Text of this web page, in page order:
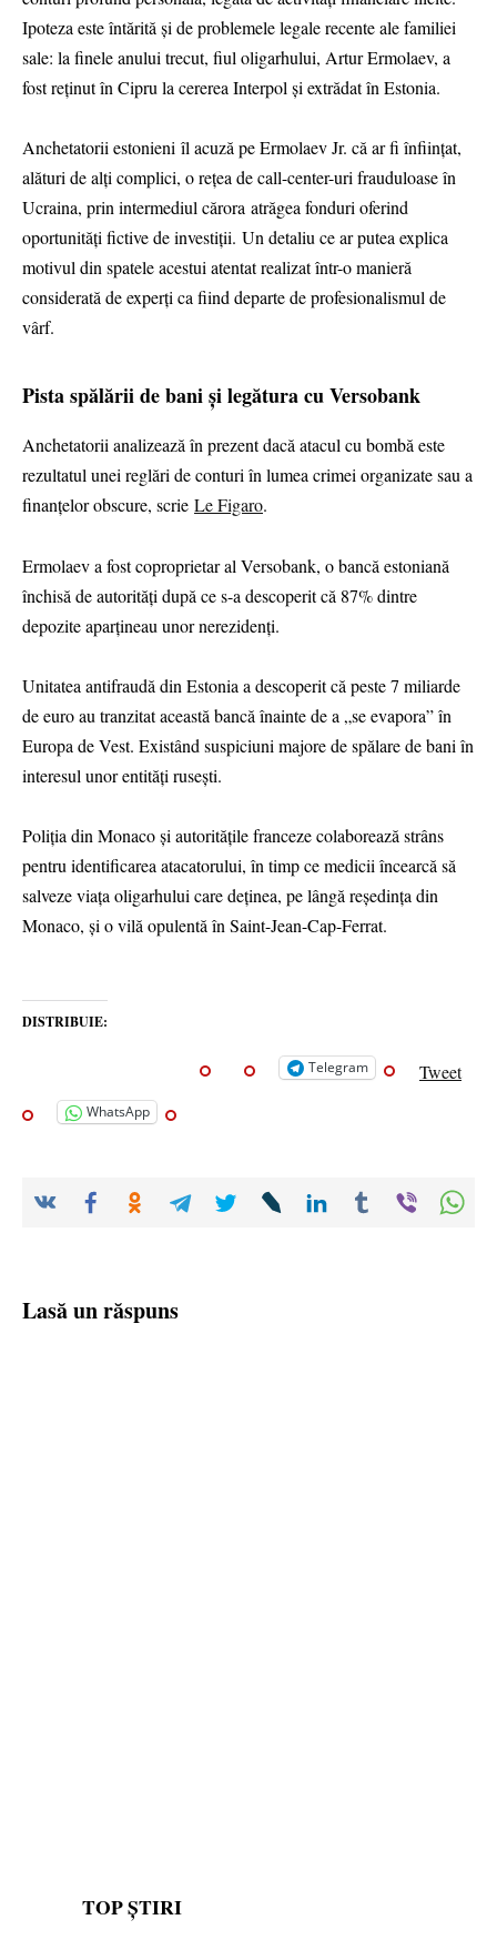
Ipoteza este întărită și de problemele legale recente ale familiei
sale: la finele anului trecut, fiul oligarhului, Artur Ermolaev, a
fost reținut în Cipru la cererea Interpol și extrădat în Estonia.
Anchetatorii estonieni îl acuză pe Ermolaev Jr. că ar fi înființat,
alături de alți complici, o rețea de call-center-uri frauduloase în
Ucraina, prin intermediul cărora atrăgea fonduri oferind
oportunități fictive de investiții. Un detaliu ce ar putea explica
motivul din spatele acestui atentat realizat într-o manieră
considerată de experți ca fiind departe de profesionalismul de
vârf.
Pista spălării de bani și legătura cu Versobank
Anchetatorii analizează în prezent dacă atacul cu bombă este
rezultatul unei reglări de conturi în lumea crimei organizate sau a
finanțelor obscure, scrie Le Figaro.
Ermolaev a fost coproprietar al Versobank, o bancă estoniană
închisă de autorități după ce s-a descoperit că 87% dintre
depozite aparțineau unor nerezidenți.
Unitatea antifraudă din Estonia a descoperit că peste 7 miliarde
de euro au tranzitat această bancă înainte de a „se evapora” în
Europa de Vest. Existând suspiciuni majore de spălare de bani în
interesul unor entități rusești.
Poliția din Monaco și autoritățile franceze colaborează strâns
pentru identificarea atacatorului, în timp ce medicii încearcă să
salveze viața oligarhului care deținea, pe lângă reședința din
Monaco, și o vilă opulentă în Saint-Jean-Cap-Ferrat.
DISTRIBUIE:
Telegram Tweet
WhatsApp
Lasă un răspuns
TOP ȘTIRI